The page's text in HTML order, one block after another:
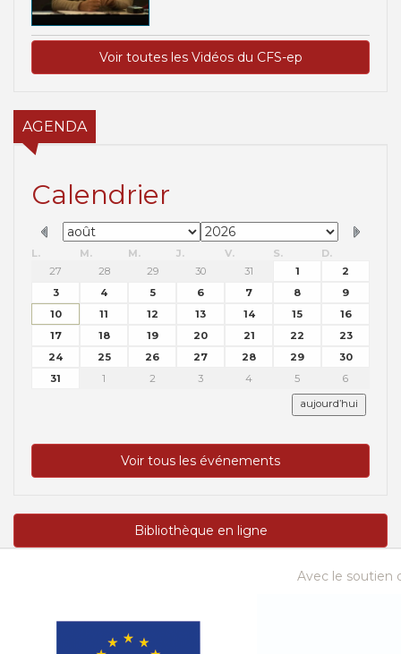
Voir toutes les Vidéos du CFS-ep
AGENDA
Calendrier
L. M. M. J. V. S.
D.
27
28 29 30 31 1
2
3
4 5 6 7 8
9
10
11 12 13 14 15
16
17
18 19 20 21 22
23
24
25 26 27 28 29
30
31
1 2 3 4 5 6
aujourd’hui
Voir tous les événements
Bibliothèque en ligne
Avec le soutien